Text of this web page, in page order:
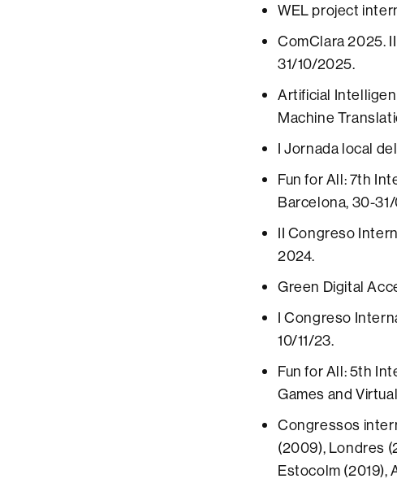
WEL project
ComClara 2025.
31/10/2025.
Artificial
Machine
I Jornada local
Fun for All: 7th
Barcelona, 30-
II Congreso
2024.
Green Digital
I Congreso
10/11/23.
Fun for All: 5th
Games and
Congressos
(2009), Londres
Estocolm (2019),